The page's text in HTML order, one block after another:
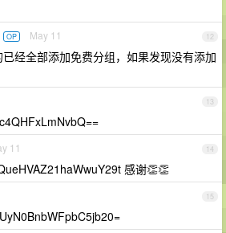
12
OP May 11
已经全部添加免费分组，如果发现没有添加
13
14
11
感谢👏👏
15